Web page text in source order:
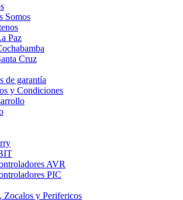
Somos
Paz
Cruz
de garantía
y Condiciones
AVR
PIC
Zocalos y Perifericos